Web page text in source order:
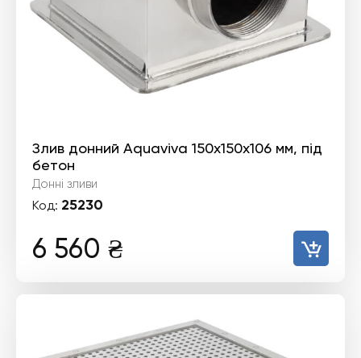
Злив донний Aquaviva 150х150х106 мм, під
бетон
Донні зливи
Код: 25230
6 560 ₴